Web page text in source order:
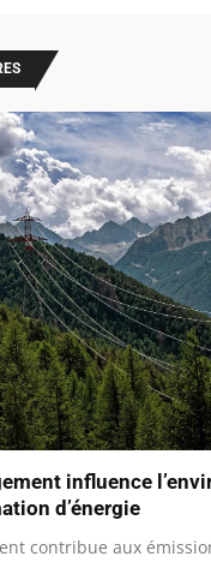
influence
d’énergie
contribue aux